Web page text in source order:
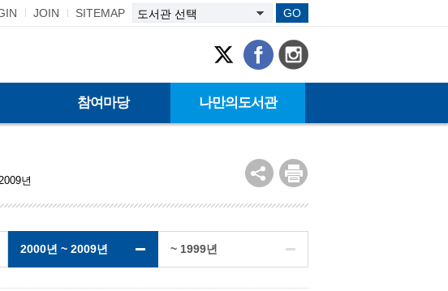
JOIN SITEMAP GO
참여마당 나만의도서관
년
2000년 ~ 2009년 ~ 1999년